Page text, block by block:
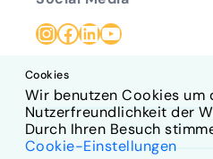
Instagram
Facebook
LinkedIn
YouTube
Unsere
Cookies
Wir benutzen Cookies um
Nutzerfreundlichkeit der
Durch Ihren Besuch
Cookie-Einstellungen